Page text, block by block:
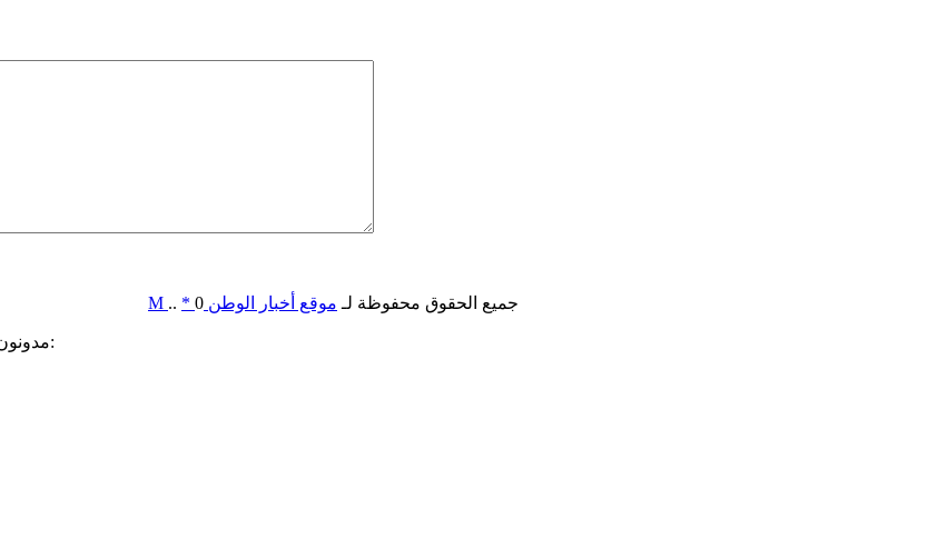
M .. * جميع الحقوق محفوظة لـ موقع أخبار الوطن 0
مدونون معجبون بهذه: